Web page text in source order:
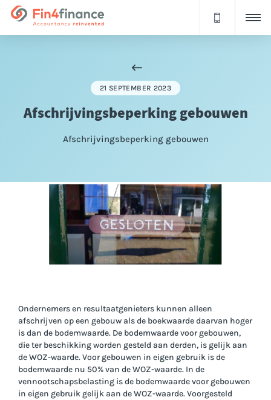
21 SEPTEMBER 2023
Afschrijvingsbeperking gebouwen
Afschrijvingsbeperking gebouwen
Ondernemers en resultaatgenieters kunnen alleen
afschrijven op een gebouw als de boekwaarde daarvan hoger
is dan de bodemwaarde. De bodemwaarde voor gebouwen,
die ter beschikking worden gesteld aan derden, is gelijk aan
de WOZ-waarde. Voor gebouwen in eigen gebruik is de
bodemwaarde nu 50% van de WOZ-waarde. In de
vennootschapsbelasting is de bodemwaarde voor gebouwen
in eigen gebruik gelijk aan de WOZ-waarde. Voorgesteld